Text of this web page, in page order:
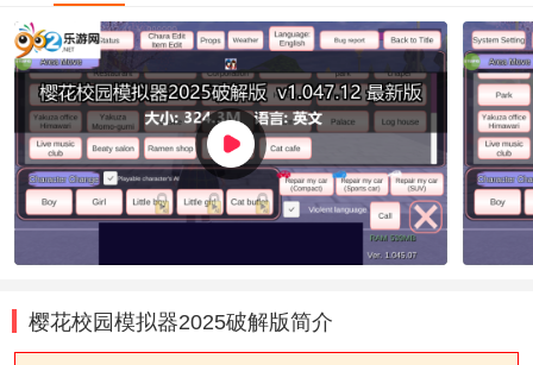
樱花校园模拟器2025破解版简介